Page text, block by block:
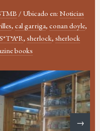
/ Ubicado en: Noticias
, cal garriga, conan doyle,
S*T*A*R, sherlock, sherlock
books
→